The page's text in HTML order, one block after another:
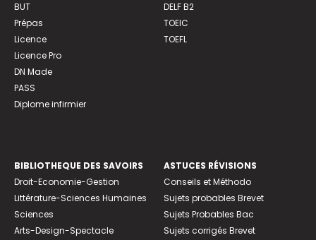
BUT
Prépas
Licence
Licence Pro
DN Made
PASS
Diplome infirmier
DELF B2
TOEIC
TOEFL
BIBLIOTHEQUE DES SAVOIRS
Droit-Economie-Gestion
Littérature-Sciences Humaines
Sciences
Arts-Design-Spectacle
ASTUCES RÉVISIONS
Conseils et Méthodo
Sujets probables Brevet
Sujets Probables Bac
Sujets corrigés Brevet